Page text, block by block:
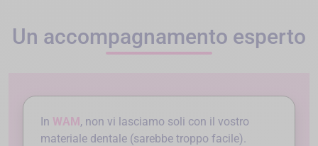
Un accompagnamento esperto
In WAM, non vi lasciamo soli con il vostro
materiale dentale (sarebbe troppo facile).